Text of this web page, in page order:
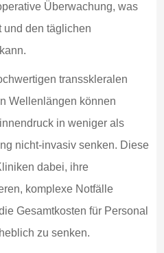
Überwachung, was
und den täglichen
transskleralen
Wellenlängen können
in weniger als
nicht-invasiv senken. Diese
dabei, ihre
komplexe Notfälle
Gesamtkosten für Personal
zu senken.